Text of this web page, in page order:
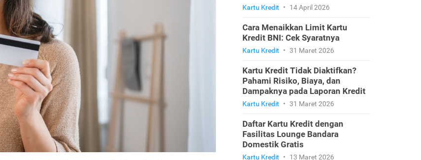
Kartu Kredit • 14 April 2026
Cara Menaikkan Limit Kartu
Kredit BNI: Cek Syaratnya
Kartu Kredit • 31 Maret 2026
Kartu Kredit Tidak Diaktifkan?
Pahami Risiko, Biaya, dan
Dampaknya pada Laporan Kredit
Kartu Kredit • 31 Maret 2026
Daftar Kartu Kredit dengan
Fasilitas Lounge Bandara
Domestik Gratis
Kartu Kredit • 13 Maret 2026